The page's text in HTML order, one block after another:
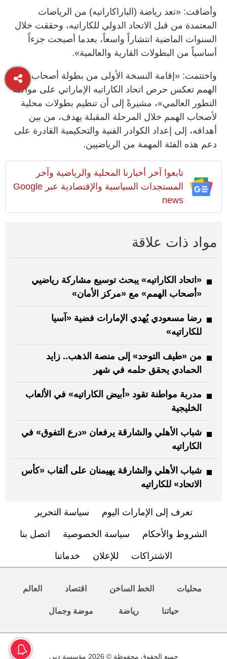
وأضافت: «تعد رياضة (الباراكاراتيه) من الرياضات
المعتمدة من قبل الاتحاد الدولي للكاراتيه، وحققت خلال
السنوات الماضية انتشاراً واسعاً، بعدما أصبحت جزءاً
أساسياً من البطولات القارية والعالمية».
واختتمت: «إقامة النسخة الأولى من بطولة أصحاب
الهمم تعكس حرص اتحاد الكاراتيه الإماراتي على مواكبة
التطور العالمي»، مشيرةً إلى أن تنظيم بطولات محلية
لأصحاب الهمم خلال المرحلة المقبلة يهدف، من بين
أهدافه، إلى إعداد الكوادر الفنية والتحكيمية القادرة على
دعم هذه الفئة المهمة من الرياضيين.
تابعوا آخر أخبارنا المحلية والرياضية وآخر
المستجدات السياسية والإقتصادية عبر Google
news
مواد ذات علاقة
«اتحاد الكاراتيه» يبحث توسيع مشاركة رياضيي
«أصحاب الهمم» مع «مركز الأمان»
رضا مسعودي يُهدي الإمارات فضية «آسيا
للكاراتيه»
من «طيف التوحد» إلى منصة الذهب.. زايد
الحمادي يحقق حلمه في شهر
مدربة مواطنة تقود «أبيض الكاراتيه» في الألعاب
الخليجية
شباب الأهلي والشارقة يرفعان «درع التفوق» في
الكاراتيه
شباب الأهلي والشارقة يهيمنان على ألقاب «كأس
الاتحاد» للكاراتيه
تعرف إلى الإمارات اليوم سياسة التحرير
الشروط والأحكام سياسة الخصوصية اتصل بنا
الاشتراكات للإعلان خدماتنا
محليات الخط الساخن اقتصاد العالم
حياتنا رياضة موضة وجمال
جميع الحقوق محفوظة © 2026 مؤسسة دبي